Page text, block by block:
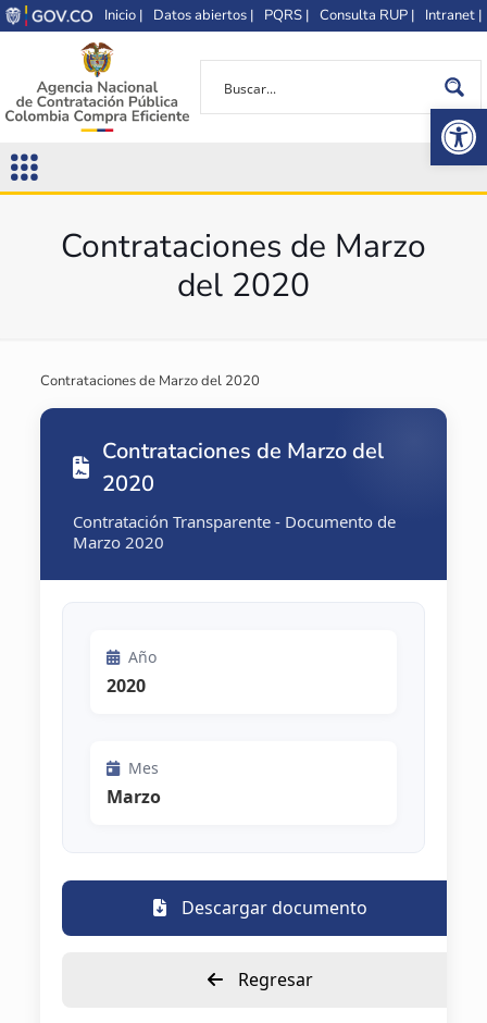
Inicio | Datos abiertos | PQRS | Consulta RUP | Intranet |
Contrataciones de Marzo
del 2020
Contrataciones de Marzo del 2020
Contrataciones de Marzo del
2020
Contratación Transparente - Documento de
Marzo 2020
Año
2020
Mes
Marzo
Descargar documento
Regresar